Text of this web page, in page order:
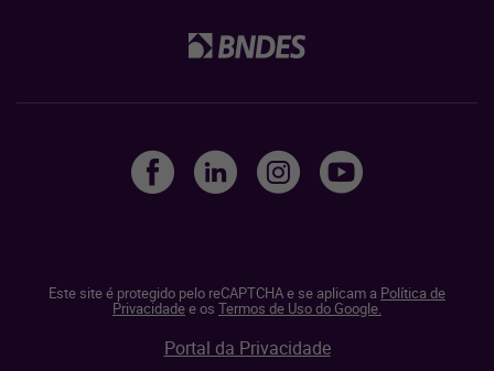
Este site é protegido pelo reCAPTCHA e se aplicam a Política de
Privacidadee os Termos de Uso do Google.
Portal da Privacidade